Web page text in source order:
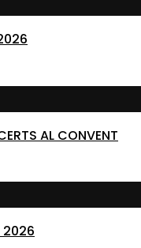
AL CONVENT
2026